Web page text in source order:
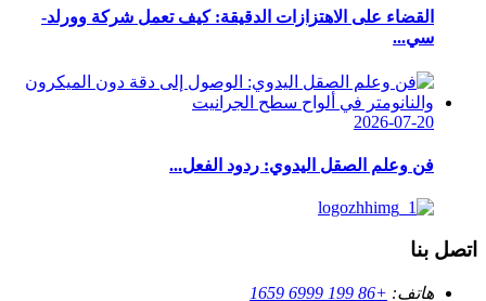
القضاء على الاهتزازات الدقيقة: كيف تعمل شركة وورلد-
سي...
2026-07-20
فن وعلم الصقل اليدوي: ردود الفعل...
اتصل بنا
هاتف: +86 199 6999 1659